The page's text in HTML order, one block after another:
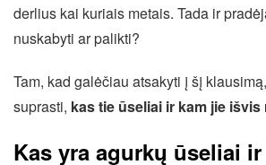
derlius kai kuriais metais. Tada ir
nuskabyti ar palikti?
Tam, kad galėčiau atsakyti į šį
suprasti, kas tie ūseliai ir kam jie
Kas yra agurkų ūseliai